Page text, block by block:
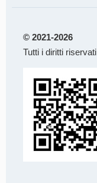
© 2021-2026
Tutti i diritti riservati